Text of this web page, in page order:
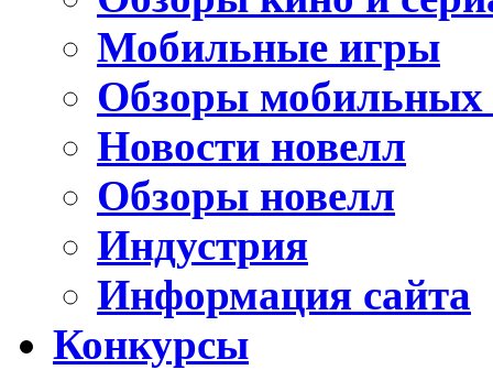
Мобильные игры
Обзоры мобильных
Новости новелл
Обзоры новелл
Индустрия
Информация сайта
Конкурсы